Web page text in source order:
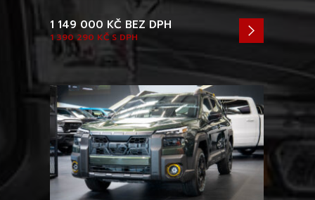
1 390 290 KČS DPH
1 149 000 KČ BEZ DPH